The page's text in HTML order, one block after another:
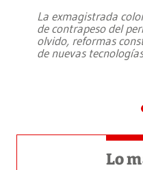
La exmagistrada
de contrapeso del
olvido, reformas
de nuevas tecnologías
Lo